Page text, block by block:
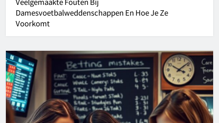
Damesvoetbalweddenschappen En Hoe Je Ze
Voorkomt